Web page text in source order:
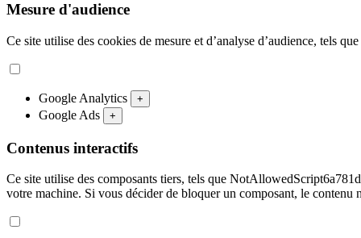
Mesure d'audience
Ce site utilise des cookies de mesure et d’analyse d’audience, tels
Google Analytics +
Google Ads +
Contenus interactifs
Ce site utilise des composants tiers, tels que
votre machine. Si vous décider de bloquer un composant, le contenu